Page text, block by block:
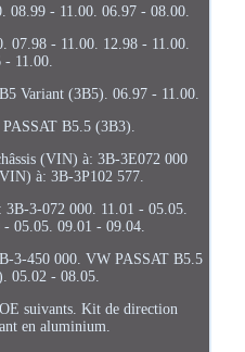
08.99 - 11.00. 06.97 - 08.00.
07.98 - 11.00. 12.98 - 11.00.
- 11.00.
Variant (3B5). 06.97 - 11.00.
B5.5 (3B3).
(VIN) à: 3B-3E072 000
à: 3B-3P102 577.
3-072 000. 11.01 - 05.05.
05.05. 09.01 - 09.04.
3-450 000. VW PASSAT B5.5
05.02 - 08.05.
suivants. Kit de direction
en aluminium.